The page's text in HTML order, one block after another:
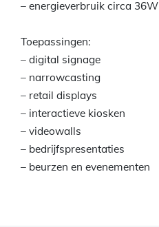
– energieverbruik circa 36W
Toepassingen:
– digital signage
– narrowcasting
– retail displays
– interactieve kiosken
– videowalls
– bedrijfspresentaties
– beurzen en evenementen